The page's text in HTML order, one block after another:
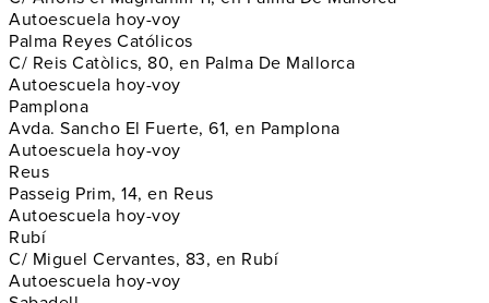
Autoescuela hoy-voy
Palma Reyes Católicos
C/ Reis Catòlics, 80, en Palma De Mallorca
Autoescuela hoy-voy
Pamplona
Avda. Sancho El Fuerte, 61, en Pamplona
Autoescuela hoy-voy
Reus
Passeig Prim, 14, en Reus
Autoescuela hoy-voy
Rubí
C/ Miguel Cervantes, 83, en Rubí
Autoescuela hoy-voy